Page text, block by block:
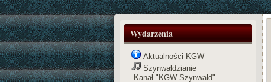
Wydarzenia
Aktualności KGW
Szynwałdzianie
Kanał "KGW Szynwałd"